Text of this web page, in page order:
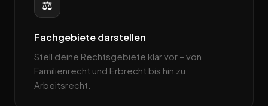
⚖️
Fachgebiete darstellen
Stell deine Rechtsgebiete klar vor – von
Familienrecht und Erbrecht bis hin zu
Arbeitsrecht.